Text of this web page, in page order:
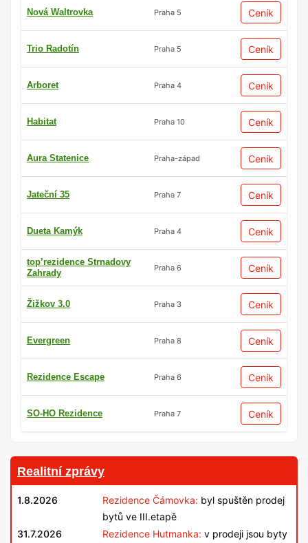
Nová Waltrovka Praha 5 Ceník
Trio Radotín Praha 5 Ceník
Arboret Praha 4 Ceník
Habitat Praha 10 Ceník
Aura Statenice Praha-západ Ceník
Jateční 35 Praha 7 Ceník
Dueta Kamýk Praha 4 Ceník
top’rezidence Strnadovy
Zahrady
Praha 6 Ceník
Žižkov 3.0 Praha 3 Ceník
Evergreen Praha 8 Ceník
Rezidence Escape Praha 6 Ceník
SO-HO Rezidence Praha 7 Ceník
Realitní zprávy
1.8.2026 Rezidence Čámovka: byl spuštěn prodej
bytů ve III.etapě
31.7.2026
Rezidence Hutmanka: v prodeji jsou byty